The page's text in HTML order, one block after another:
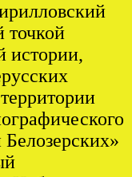
точкой
истории,
Белозерских»